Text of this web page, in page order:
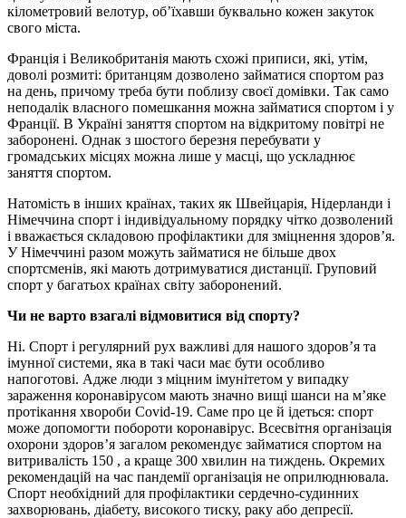
кілометровий велотур, об’їхавши буквально кожен закуток
свого міста.
Франція і Великобританія мають схожі приписи, які, утім,
доволі розмиті: британцям дозволено займатися спортом раз
на день, причому треба бути поблизу своєї домівки. Так само
неподалік власного помешкання можна займатися спортом і у
Франції. В Україні заняття спортом на відкритому повітрі не
заборонені. Однак з шостого березня перебувати у
громадських місцях можна лише у масці, що ускладнює
заняття спортом.
Натомість в інших країнах, таких як Швейцарія, Нідерланди і
Німеччина спорт і індивідуальному порядку чітко дозволений
і вважається складовою профілактики для зміцнення здоров’я.
У Німеччині разом можуть займатися не більше двох
спортсменів, які мають дотримуватися дистанції. Груповий
спорт у багатьох країнах світу заборонений.
Чи не варто взагалі відмовитися від спорту?
Ні. Спорт і регулярний рух важливі для нашого здоров’я та
імунної системи, яка в такі часи має бути особливо
напоготові. Адже люди з міцним імунітетом у випадку
зараження коронавірусом мають значно вищі шанси на м’яке
протікання хвороби Covid-19. Саме про це й ідеться: спорт
може допомогти побороти коронавірус. Всесвітня організація
охорони здоров’я загалом рекомендує займатися спортом на
витривалість 150 , а краще 300 хвилин на тиждень. Окремих
рекомендацій на час пандемії організація не оприлюднювала.
Спорт необхідний для профілактики сердечно-судинних
захворювань, діабету, високого тиску, раку або депресії.